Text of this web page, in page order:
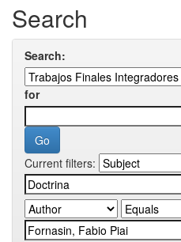
Search
Search:
for
Current filters: